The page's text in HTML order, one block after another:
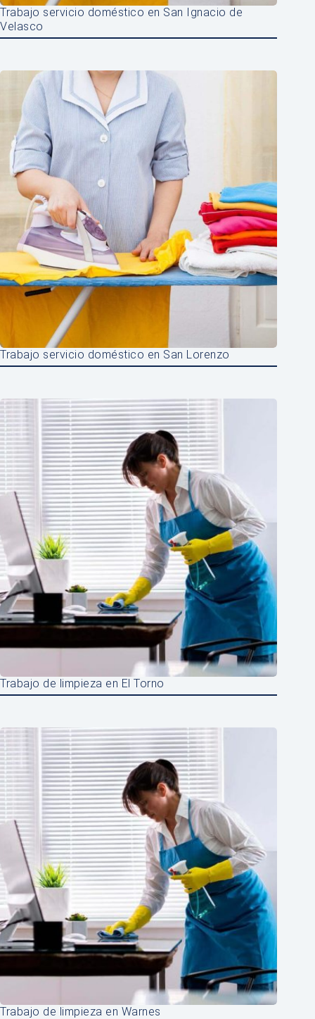
Trabajo servicio doméstico en San Ignacio de
Velasco
Trabajo servicio doméstico en San Lorenzo
Trabajo de limpieza en El Torno
Trabajo de limpieza en Warnes